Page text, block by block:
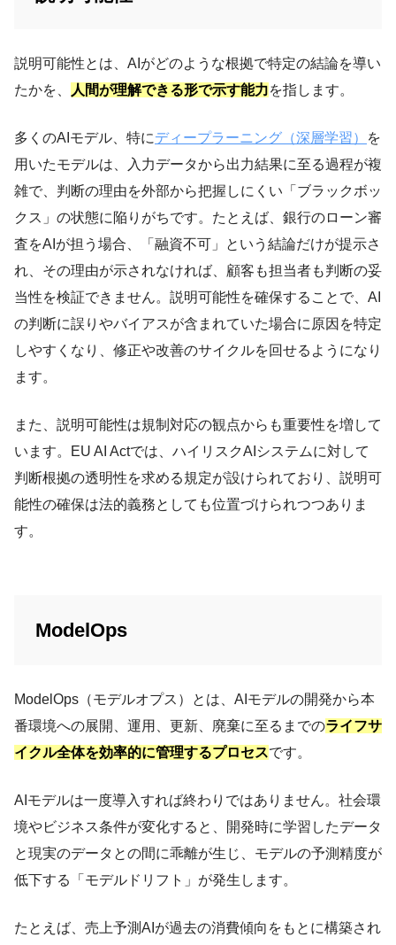
説明可能性とは、AIがどのような根拠で特定の結論を導い
たかを、
人間が理解できる形で示す能力を指します。
多くのAIモデル、特にディープラーニング（深層学習）
を
用いたモデルは、入力データから出力結果に至る過程が複
雑で、判断の理由を外部から把握しにくい「ブラックボッ
クス」の状態に陥りがちです。たとえば、銀行のローン審
査をAIが担う場合、「融資不可」という結論だけが提示さ
れ、その理由が示されなければ、顧客も担当者も判断の妥
当性を検証できません。説明可能性を確保することで、AI
の判断に誤りやバイアスが含まれていた場合に原因を特定
しやすくなり、修正や改善のサイクルを回せるようになり
ます。
また、説明可能性は規制対応の観点からも重要性を増して
います。EU AI Actでは、ハイリスクAIシステムに対して
判断根拠の透明性を求める規定が設けられており、説明可
能性の確保は法的義務としても位置づけられつつありま
す。
ModelOps
ModelOps（モデルオプス）とは、AIモデルの開発から本
番環境への展開、運用、更新、廃棄に至るまでのライフサ
イクル全体を効率的に管理するプロセスです。
AIモデルは一度導入すれば終わりではありません。社会環
境やビジネス条件が変化すると、開発時に学習したデータ
と現実のデータとの間に乖離が生じ、モデルの予測精度が
低下する「モデルドリフト」が発生します。
たとえば、売上予測AIが過去の消費傾向をもとに構築され